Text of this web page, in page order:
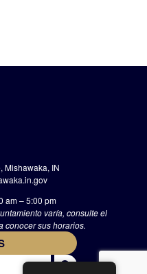
Mishawaka, IN
am – 5:00 pm
varía, consulte el
conocer sus horarios.